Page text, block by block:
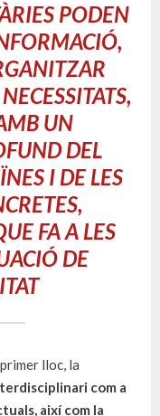
PODEN
,
UN
DEL
I DE LES
FA A LES
DE
lloc, la
com a
així com la